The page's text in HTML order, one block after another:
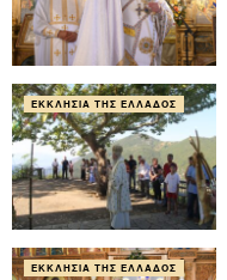
ΕΚΚΛΗΣΊΑ ΤΗΣ ΕΛΛΆΔΟΣ
ΕΚΚΛΗΣΊΑ ΤΗΣ ΕΛΛΆΔΟΣ